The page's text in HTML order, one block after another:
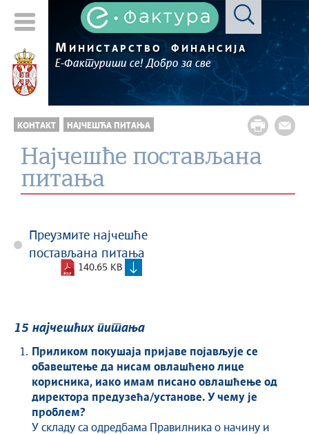
М ИНИСТАРСТВО ФИНАНСИЈА
Е-Фактуриши се! Добро за све
КОНТАКТ НАЈЧЕШЋA ПИТАЊА
Најчешће постављана
питања
Преузмите најчешће
постављана питања
140.65 KB
15 најчешћих питања
Приликом покушаја пријаве појављује се
обавештење да нисам овлашћено лице
корисника, иако имам писано овлашћење од
директора предузећа/установе. У чему је
проблем?
У складу са одредбама Правилника о начину и